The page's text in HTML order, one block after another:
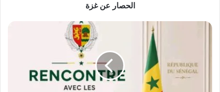
الحصار عن غزة